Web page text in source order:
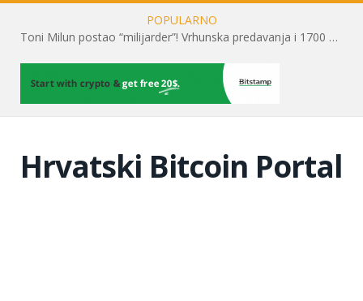
POPULARNO
Toni Milun postao “milijarder”! Vrhunska predavanja i 1700 posjetitelja obilježili su mjesec financijske pismenosti
Hrvatski Bitcoin Portal